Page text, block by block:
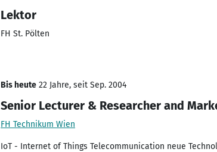
Lektor
FH St. Pölten
Bis heute 22 Jahre, seit Sep. 2004
Senior Lecturer & Researcher and
FH Technikum Wien
IoT - Internet of Things Telecommunication neue